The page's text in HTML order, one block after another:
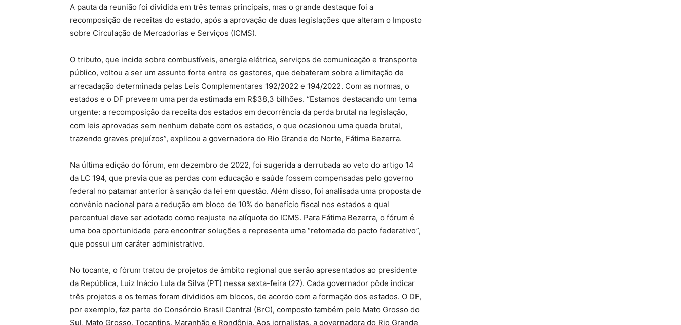
A pauta da reunião foi dividida em três temas principais, mas o grande destaque foi a
recomposição de receitas do estado, após a aprovação de duas legislações que alteram o Imposto
sobre Circulação de Mercadorias e Serviços (ICMS).
O tributo, que incide sobre combustíveis, energia elétrica, serviços de comunicação e transporte
público, voltou a ser um assunto forte entre os gestores, que debateram sobre a limitação de
arrecadação determinada pelas Leis Complementares 192/2022 e 194/2022. Com as normas, o
estados e o DF preveem uma perda estimada em R$38,3 bilhões. “Estamos destacando um tema
urgente: a recomposição da receita dos estados em decorrência da perda brutal na legislação,
com leis aprovadas sem nenhum debate com os estados, o que ocasionou uma queda brutal,
trazendo graves prejuízos”, explicou a governadora do Rio Grande do Norte, Fátima Bezerra.
Na última edição do fórum, em dezembro de 2022, foi sugerida a derrubada ao veto do artigo 14
da LC 194, que previa que as perdas com educação e saúde fossem compensadas pelo governo
federal no patamar anterior à sanção da lei em questão. Além disso, foi analisada uma proposta de
convênio nacional para a redução em bloco de 10% do benefício fiscal nos estados e qual
percentual deve ser adotado como reajuste na alíquota do ICMS. Para Fátima Bezerra, o fórum é
uma boa oportunidade para encontrar soluções e representa uma “retomada do pacto federativo”,
que possui um caráter administrativo.
No tocante, o fórum tratou de projetos de âmbito regional que serão apresentados ao presidente
da República, Luiz Inácio Lula da Silva (PT) nessa sexta-feira (27). Cada governador pôde indicar
três projetos e os temas foram divididos em blocos, de acordo com a formação dos estados. O DF,
por exemplo, faz parte do Consórcio Brasil Central (BrC), composto também pelo Mato Grosso do
Sul, Mato Grosso, Tocantins, Maranhão e Rondônia. Aos jornalistas, a governadora do Rio Grande